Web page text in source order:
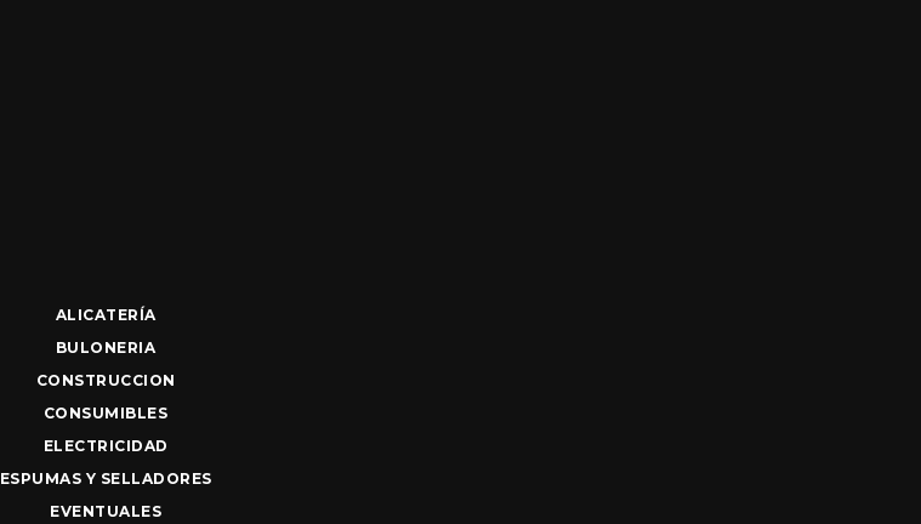
ALICATERÍA
BULONERIA
CONSTRUCCION
CONSUMIBLES
ELECTRICIDAD
ESPUMAS Y SELLADORES
EVENTUALES